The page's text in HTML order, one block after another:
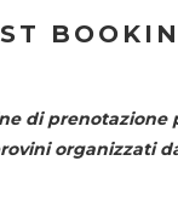
di prenotazione
organizzati